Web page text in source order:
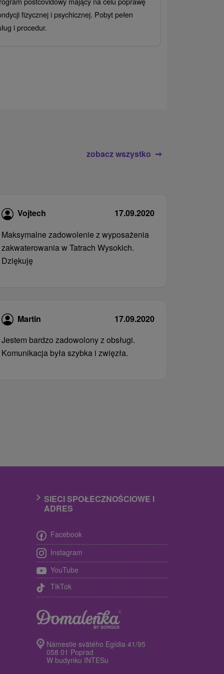
fizycznej i psychicznej. Pobyt pełen
i procedur.
zobacz wszystko
Vojtech
17.09.2020
Maksymalne zadowolenie z wyposażenia
zakwaterowania w Tatrach Wysokich.
Dziękuję
Martin
17.09.2020
Jestem bardzo zadowolony z obsługi.
Komunikacja była szybka i zwięzła.
SIECI SPOŁECZNOŚCIOWE I
ADRES
Facebook
Instagram
YouTube
TikTok
Námestie svätého Egídia 41/95
058 01 Poprad
W budynku INTESu